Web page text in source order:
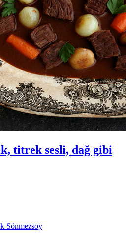
titrek sesli, dağ gibi
Sönmezsoy